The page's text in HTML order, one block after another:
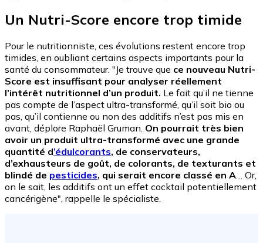
Un Nutri-Score encore trop timide
Pour le nutritionniste, ces évolutions restent encore trop
timides, en oubliant certains aspects importants pour la
santé du consommateur. "Je trouve que ce nouveau Nutri-
Score est insuffisant pour analyser réellement
l’intérêt nutritionnel d’un produit. Le fait qu’il ne tienne
pas compte de l’aspect ultra-transformé, qu’il soit bio ou
pas, qu’il contienne ou non des additifs n’est pas mis en
avant, déplore Raphaël Gruman. On pourrait très bien
avoir un produit ultra-transformé avec une grande
quantité d’édulcorants, de conservateurs,
d’exhausteurs de goût, de colorants, de texturants et
blindé de pesticides, qui serait encore classé en A… Or,
on le sait, les additifs ont un effet cocktail potentiellement
cancérigène", rappelle le spécialiste.